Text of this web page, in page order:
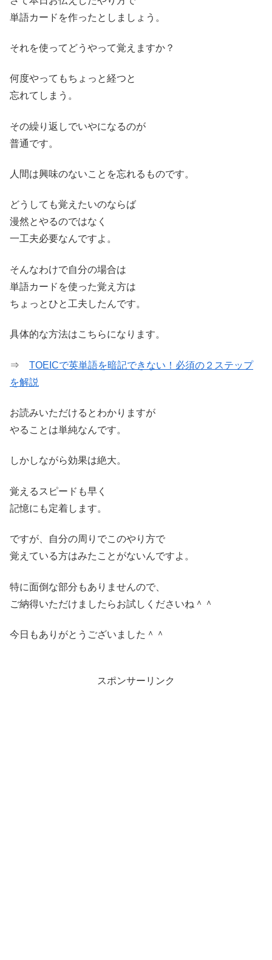
単語カードを作ったとしましょう。
それを使ってどうやって覚えますか？
何度やってもちょっと経つと
忘れてしまう。
その繰り返しでいやになるのが
普通です。
人間は興味のないことを忘れるものです。
どうしても覚えたいのならば
漫然とやるのではなく
一工夫必要なんですよ。
そんなわけで自分の場合は
単語カードを使った覚え方は
ちょっとひと工夫したんです。
具体的な方法はこちらになります。
⇒ TOEICで英単語を暗記できない！必須の２ステップ
を解説
お読みいただけるとわかりますが
やることは単純なんです。
しかしながら効果は絶大。
覚えるスピードも早く
記憶にも定着します。
ですが、自分の周りでこのやり方で
覚えている方はみたことがないんですよ。
特に面倒な部分もありませんので、
ご納得いただけましたらお試しくださいね＾＾
今日もありがとうございました＾＾
スポンサーリンク